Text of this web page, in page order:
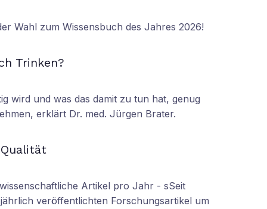
Wahl zum Wissensbuch des Jahres 2026!
Trinken?
wird und was das damit zu tun hat, genug
erklärt Dr. med. Jürgen Brater.
Artikel pro Jahr - sSeit
veröffentlichten Forschungsartikel um